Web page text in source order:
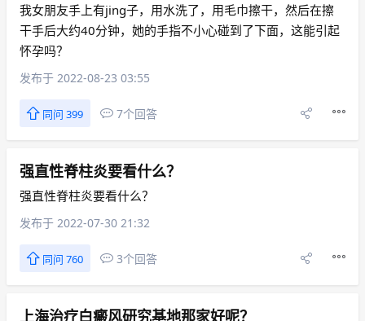
我女朋友手上有jing子，用水洗了，用毛巾擦干，然后在擦
干手后大约40分钟，她的手指不小心碰到了下面，这能引起
怀孕吗？
发布于 2022-08-23 03:55
同问 399 7个回答
强直性脊柱炎要看什么？
强直性脊柱炎要看什么？
发布于 2022-07-30 21:32
同问 760 3个回答
上海治疗白癜风研究基地那家好呢？